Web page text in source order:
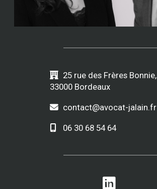
25 rue des Frères Bonnie,
33000 Bordeaux
contact@avocat-jalain.fr
06 30 68 54 64